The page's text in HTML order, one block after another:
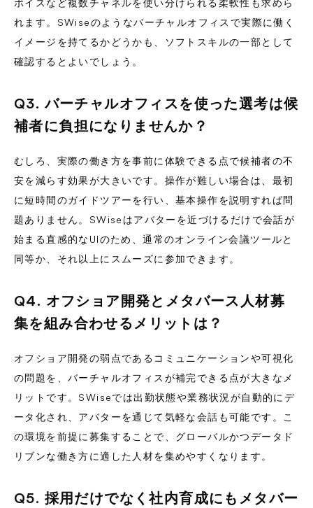
ボイスなど複数チャネルを使い分けられる柔軟性も求めら
れます。SWiseのようなバーチャルオフィスで実際に働く
イメージを持てるかどうかも、ソフトスキルの一部として
確認するとよいでしょう。
Q3. バーチャルオフィスを使った選考は候
補者に負担になりませんか？
むしろ、実際の働き方を事前に体験できる点で候補者の不
安を減らす効果が大きいです。操作が難しい場合は、最初
に短時間のガイドツアーを行い、基本操作を説明すれば問
題ありません。SWiseはアバターを近づけるだけで会話が
始まる直感的なUIのため、通常のオンライン会議ツールと
同等か、それ以上にスムーズに参加できます。
Q4. オフショア開発とメタバース人材募
集を組み合わせるメリットは？
オフショア開発の弱点であるコミュニケーションや可視化
の問題を、バーチャルオフィスが補完できる点が大きなメ
リットです。SWiseでは出勤状態や業務状況が自動的にデ
ータ化され、アバターを通じて気軽な会話も可能です。こ
の環境を前提に募集することで、グローバルかつデータド
リブンな働き方に適した人材を集めやすくなります。
Q5. 採用だけでなく社内育成にもメタバー